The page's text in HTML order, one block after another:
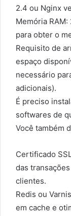
2.4 ou Nginx
Memória
para obter o
Requisito de
espaço
necessário
adicionais).
É preciso
softwares de
Você também
Certificado
das
clientes.
Redis ou
em cache e